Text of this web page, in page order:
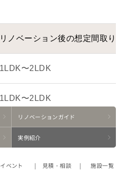
リノベーション後の想定間取り
1LDK〜2LDK
1LDK〜2LDK
〜3LDK
リノベーションガイド
実例紹介
イベント 見積・相談 施設一覧